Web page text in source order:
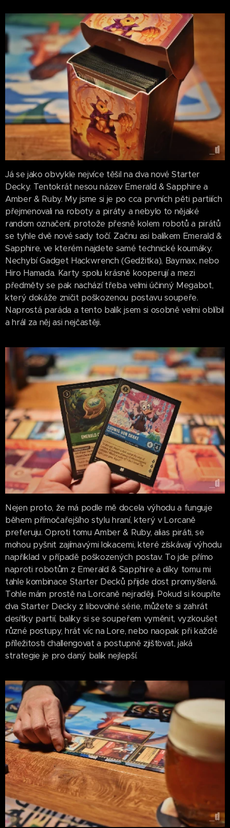
Já se jako obvykle nejvíce těšil na dva nové Starter
Decky. Tentokrát nesou název Emerald & Sapphire a
Amber & Ruby. My jsme si je po cca prvních pěti partiiích
přejmenovali na roboty a piráty a nebylo to nějaké
random označení, protože přesně kolem robotů a pirátů
se tyhle dvě nové sady točí. Začnu asi balíkem Emerald &
Sapphire, ve kterém najdete samé technické koumáky.
Nechybí Gadget Hackwrench (Gedžitka), Baymax, nebo
Hiro Hamada. Karty spolu krásně kooperují a mezi
předměty se pak nachází třeba velmi účinný Megabot,
který dokáže zničit poškozenou postavu soupeře.
Naprostá paráda a tento balík jsem si osobně velmi oblíbil
a hrál za něj asi nejčastěji.
Nejen proto, že má podle mě docela výhodu a funguje
během přímočařejšího stylu hraní, který v Lorcaně
preferuju. Oproti tomu Amber & Ruby, alias piráti, se
mohou pyšnit zajímavými lokacemi, které získávají výhodu
například v případě poškozených postav. To jde přímo
naproti robotům z Emerald & Sapphire a díky tomu mi
tahle kombinace Starter Decků přijde dost promyšlená.
Tohle mám prostě na Lorcaně nejraději. Pokud si koupíte
dva Starter Decky z libovolné série, můžete si zahrát
desítky partií, balíky si se soupeřem vyměnit, vyzkoušet
různé postupy, hrát víc na Lore, nebo naopak při každé
příležitosti challengovat a postupně zjišťovat, jaká
strategie je pro daný balík nejlepší.